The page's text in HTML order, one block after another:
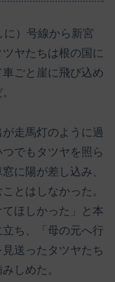
に）号線から新宮
ヤたちは根の国に
ごと崖に飛び込め
走馬灯のように過
でもタツヤを照ら
に陽が差し込み、
とはしなかった。
ほしかった」と本
ち、「母の元へ行
送ったタツヤたち
しめた。